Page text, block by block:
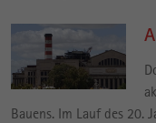
Bauens. Im Lauf des 20.